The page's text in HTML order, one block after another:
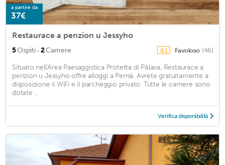
a partire da
37€
Restaurace a penzion u Jessyho
5Ospiti · 2Camere 8,1 Favoloso (46)
Situato nell'Area Paesaggistica Protetta di Pálava, Restaurace a
penzion u Jessyho offre alloggi a Perná. Avrete gratuitamente a
disposizione il WiFi e il parcheggio privato. Tutte le camere sono
dotate ...
Verifica disponibilità